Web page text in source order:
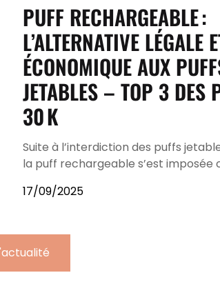
PUFF RECHARGEABLE :
L’ALTERNATIVE LÉGALE
ÉCONOMIQUE AUX
JETABLES – TOP 3 DES
30 K
Suite à l’interdiction des puffs
la puff rechargeable s’est imposée
17/09/2025